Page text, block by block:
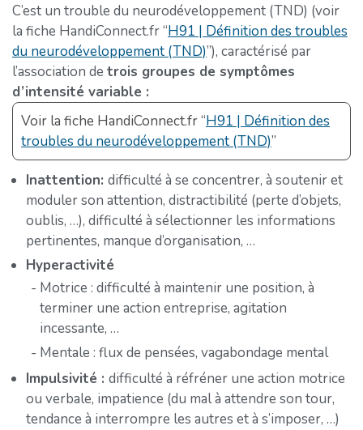
C’est un trouble du neurodéveloppement (TND) (voir
la fiche HandiConnect.fr “H91 | Définition des troubles
du neurodéveloppement (TND)”), caractérisé par
l’association de trois groupes de symptômes
d’intensité variable :
Voir la fiche HandiConnect.fr “H91 | Définition des
troubles du neurodéveloppement (TND)”
Inattention: difficulté à se concentrer, à soutenir et
moduler son attention, distractibilité (perte d’objets,
oublis, …), difficulté à sélectionner les informations
pertinentes, manque d’organisation, …
Hyperactivité
Motrice : difficulté à maintenir une position, à
terminer une action entreprise, agitation
incessante, …
Mentale : flux de pensées, vagabondage mental
Impulsivité : difficulté à réfréner une action motrice
ou verbale, impatience (du mal à attendre son tour,
tendance à interrompre les autres et à s’imposer, …)